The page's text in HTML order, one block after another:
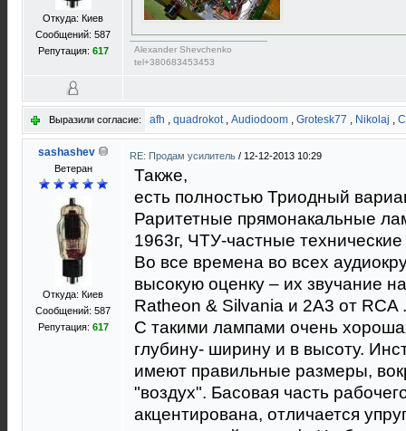
Откуда: Киев
Сообщений: 587
Репутация: 617
Alexander Shevchenko
tel+380683453453
Выразили согласие: afh , quadrokot, Audiodoom , Grotesk77 , Nikolaj ,
sashashev
Ветеран
Откуда: Киев
Сообщений: 587
Репутация: 617
RE: Продам усилитель / 12-12-2013 10:29
Также,
есть полностью Триодный
Раритетные прямонакальные
1963г, ЧТУ-частные
Во все времена во всех
высокую оценку – их звучание
Ratheon & Silvania и 2А3 от RCA .
С такими лампами очень
глубину- ширину и в высоту.
имеют правильные размеры,
"воздух". Басовая часть
акцентирована, отличается